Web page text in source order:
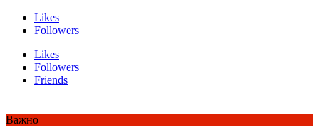
Likes
Followers
Likes
Followers
Friends
Важно